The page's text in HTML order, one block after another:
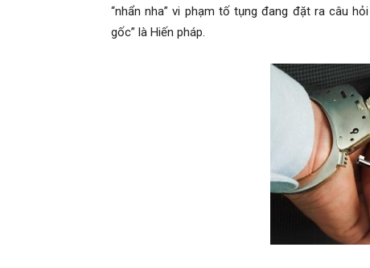
“nhẩn nha” vi phạm tố tụng đang đặt ra câu
gốc” là Hiến pháp.